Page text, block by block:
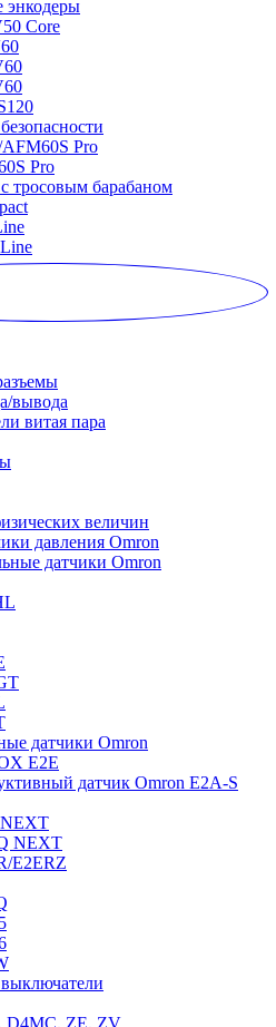
энкодеры
Core
Pro
Pro
тросовым барабаном
вывода
витая пара
величин
давления Omron
датчики Omron
датчики Omron
E2E
датчик Omron E2A-S
NEXT
E2ERZ
D4MC, ZE, ZV